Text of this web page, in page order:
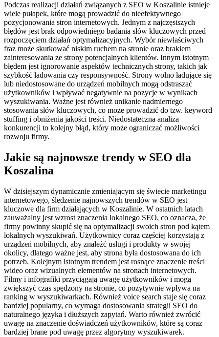
Podczas realizacji działań związanych z SEO w Koszalinie istnieje
wiele pułapek, które mogą prowadzić do nieefektywnego
pozycjonowania stron internetowych. Jednym z najczęstszych
błędów jest brak odpowiedniego badania słów kluczowych przed
rozpoczęciem działań optymalizacyjnych. Wybór niewłaściwych
fraz może skutkować niskim ruchem na stronie oraz brakiem
zainteresowania ze strony potencjalnych klientów. Innym istotnym
błędem jest ignorowanie aspektów technicznych strony, takich jak
szybkość ładowania czy responsywność. Strony wolno ładujące się
lub niedostosowane do urządzeń mobilnych mogą odstraszać
użytkowników i wpływać negatywnie na pozycje w wynikach
wyszukiwania. Ważne jest również unikanie nadmiernego
stosowania słów kluczowych, co może prowadzić do tzw. keyword
stuffing i obniżenia jakości treści. Niedostateczna analiza
konkurencji to kolejny błąd, który może ograniczać możliwości
rozwoju firmy.
Jakie są najnowsze trendy w SEO dla
Koszalina
W dzisiejszym dynamicznie zmieniającym się świecie marketingu
internetowego, śledzenie najnowszych trendów w SEO jest
kluczowe dla firm działających w Koszalinie. W ostatnich latach
zauważalny jest wzrost znaczenia lokalnego SEO, co oznacza, że
firmy powinny skupić się na optymalizacji swoich stron pod kątem
lokalnych wyszukiwań. Użytkownicy coraz częściej korzystają z
urządzeń mobilnych, aby znaleźć usługi i produkty w swojej
okolicy, dlatego ważne jest, aby strona była dostosowana do ich
potrzeb. Kolejnym istotnym trendem jest rosnące znaczenie treści
wideo oraz wizualnych elementów na stronach internetowych.
Filmy i infografiki przyciągają uwagę użytkowników i mogą
zwiększyć czas spędzony na stronie, co pozytywnie wpływa na
ranking w wyszukiwarkach. Również voice search staje się coraz
bardziej popularny, co wymaga dostosowania strategii SEO do
naturalnego języka i dłuższych zapytań. Warto również zwrócić
uwagę na znaczenie doświadczeń użytkowników, które są coraz
bardziej brane pod uwagę przez algorytmy wyszukiwarek.